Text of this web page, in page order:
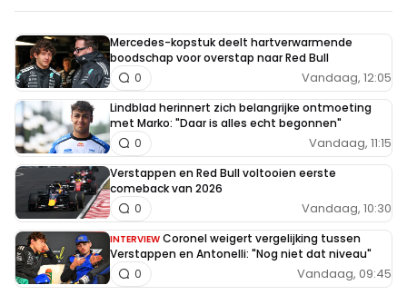
het WK voetbal toonde het scorebord onlangs 0-2
terwijl het nog maar 0-1 stond. Dat was ook een
simpele vergissing. Wat goed is, is dat ze het op tijd
inzagen en het meteen rechtgezet hebben.
Noodstop
5 juli 20:45
Wat is belangrijker? dat alle rijders die al 1 of meer
ronden achterstand hadden weer in dezelfde ronde
terecht komen en volledig kunnen aansluiten (alleen al
Mercedes-kopstuk deelt hartverwarmende
boodschap voor overstap naar Red Bull
Vandaag, 12:05
0
Lindblad herinnert zich belangrijke ontmoeting
met Marko: "Daar is alles echt begonnen"
Vandaag, 11:15
0
Verstappen en Red Bull voltooien eerste
comeback van 2026
Vandaag, 10:30
0
INTERVIEW Coronel weigert vergelijking tussen
Verstappen en Antonelli: "Nog niet dat niveau"
Vandaag, 09:45
0